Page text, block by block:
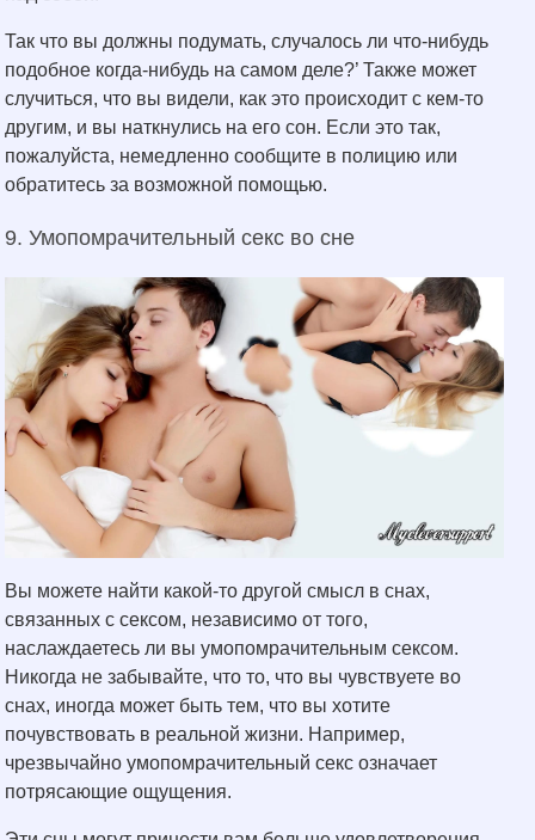
Так что вы должны подумать, случалось ли что-нибудь
подобное когда-нибудь на самом деле?’ Также может
случиться, что вы видели, как это происходит с кем-то
другим, и вы наткнулись на его сон. Если это так,
пожалуйста, немедленно сообщите в полицию или
обратитесь за возможной помощью.
9. Умопомрачительный секс во сне
Вы можете найти какой-то другой смысл в снах,
связанных с сексом, независимо от того,
наслаждаетесь ли вы умопомрачительным сексом.
Никогда не забывайте, что то, что вы чувствуете во
снах, иногда может быть тем, что вы хотите
почувствовать в реальной жизни. Например,
чрезвычайно умопомрачительный секс означает
потрясающие ощущения.